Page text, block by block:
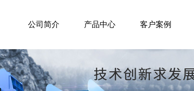
公司简介 产品中心 客户案例